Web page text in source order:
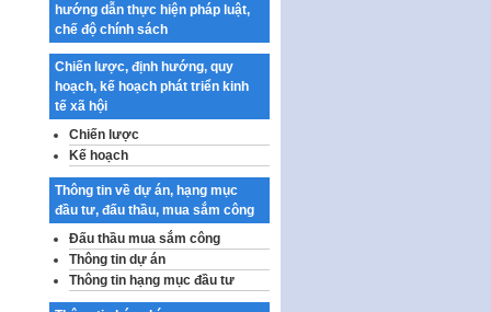
tưởng của Đảng…
Công bố công khai dự toán kinh
phí xây dựng pháp luật, hoàn
thiện thể chế, chính…
Quy định về nghiên cứu, ứng
dụng khoa học, công nghệ, đổi
mới sáng tạo và chuyển…
Quy định chi tiết và hướng dẫn
thi hành một số điều của Luật Lý
lịch tư…
Sửa đổi, bổ sung một số nội
dung tại Nghị quyết số 30/NQ-
CP ngày 24 tháng 02…
hướng dẫn thực hiện pháp luật,
chế độ chính sách
Chiến lược, định hướng, quy
hoạch, kế hoạch phát triển kinh
tế xã hội
Chiến lược
Kế hoạch
Thông tin về dự án, hạng mục
đầu tư, đấu thầu, mua sắm công
Đấu thầu mua sắm công
Thông tin dự án
Thông tin hạng mục đầu tư